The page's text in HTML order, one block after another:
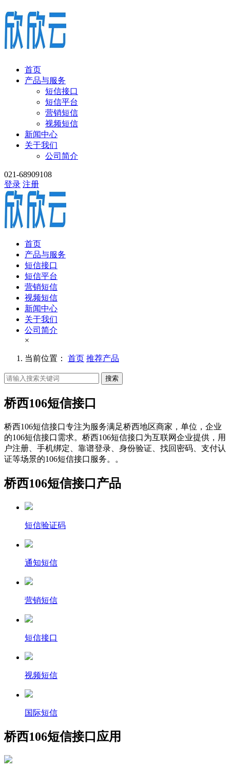
首页
产品与服务
短信接口
短信平台
营销短信
视频短信
新闻中心
关于我们
公司简介
021-68909108
登录 注册
首页
产品与服务
短信接口
短信平台
营销短信
视频短信
新闻中心
关于我们
公司简介
×
当前位置： 首页 推荐产品
搜索
桥西106短信接口
桥西106短信接口专注为服务满足桥西地区商家，单位，企业
的106短信接口需求。桥西106短信接口为互联网企业提供，用
户注册、手机绑定、靠谱登录、身份验证、找回密码、支付认
证等场景的106短信接口服务。。
桥西106短信接口产品
短信验证码
通知短信
营销短信
短信接口
视频短信
国际短信
桥西106短信接口应用